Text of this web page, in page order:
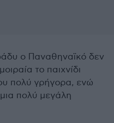
ο Παναθηναϊκό δεν
το παιχνίδι
πολύ γρήγορα, ενώ
πολύ μεγάλη